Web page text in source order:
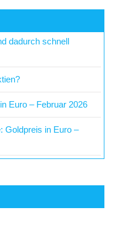
dadurch schnell
Euro – Februar 2026
Goldpreis in Euro –